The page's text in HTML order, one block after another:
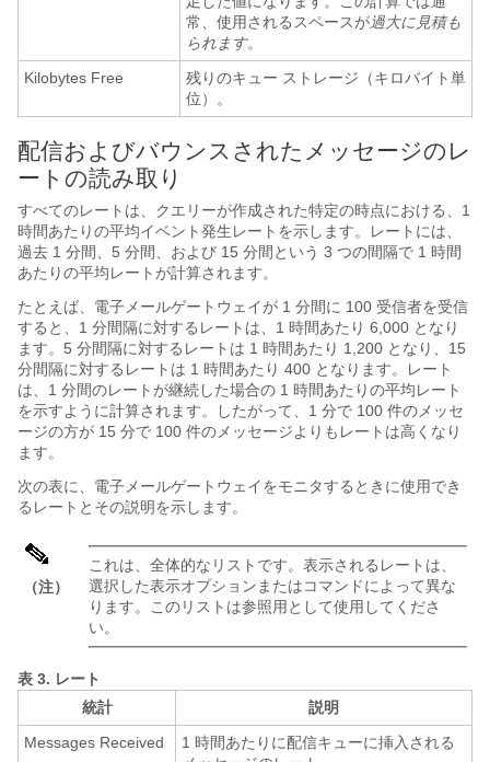
常、使用されるスペースが過大に見積も
られます。
Kilobytes Free
残りのキュー ストレージ（キロバイト単
位）。
配信およびバウンスされたメッセージのレ
ートの読み取り
すべてのレートは、クエリーが作成された特定の時点における、1
時間あたりの平均イベント発生レートを示します。レートには、
過去 1 分間、5 分間、および 15 分間という 3 つの間隔で 1 時間
あたりの平均レートが計算されます。
たとえば、 電子メールゲートウェイが 1 分間に 100 受信者を受信
すると、1 分間隔に対するレートは、1 時間あたり 6,000 となり
ます。5 分間隔に対するレートは 1 時間あたり 1,200 となり、15
分間隔に対するレートは 1 時間あたり 400 となります。レート
は、1 分間のレートが継続した場合の 1 時間あたりの平均レート
を示すように計算されます。したがって、1 分で 100 件のメッセ
ージの方が 15 分で 100 件のメッセージよりもレートは高くなり
ます。
次の表に、 電子メールゲートウェイをモニタするときに使用でき
るレートとその説明を示します。
（注）
これは、全体的なリストです。表示されるレートは、
選択した表示オプションまたはコマンドによって異な
ります。このリストは参照用として使用してくださ
い。
表 3. レート
統計
説明
Messages Received
1 時間あたりに配信キューに挿入される